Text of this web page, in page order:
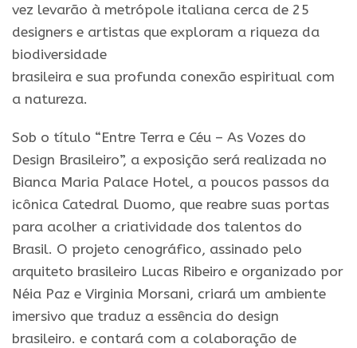
vez levarão à metrópole italiana cerca de 25
designers e artistas que exploram a riqueza da
biodiversidade
brasileira e sua profunda conexão espiritual com
a natureza.
Sob o título “Entre Terra e Céu – As Vozes do
Design Brasileiro”, a exposição será realizada no
Bianca Maria Palace Hotel, a poucos passos da
icônica Catedral Duomo, que reabre suas portas
para acolher a criatividade dos talentos do
Brasil. O projeto cenográfico, assinado pelo
arquiteto brasileiro Lucas Ribeiro e organizado por
Néia Paz e Virginia Morsani, criará um ambiente
imersivo que traduz a essência do design
brasileiro. e contará com a colaboração de